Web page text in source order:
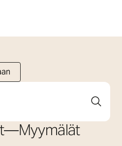
—Myymälät